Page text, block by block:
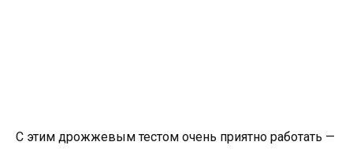
С этим дрожжевым тестом очень приятно работать —